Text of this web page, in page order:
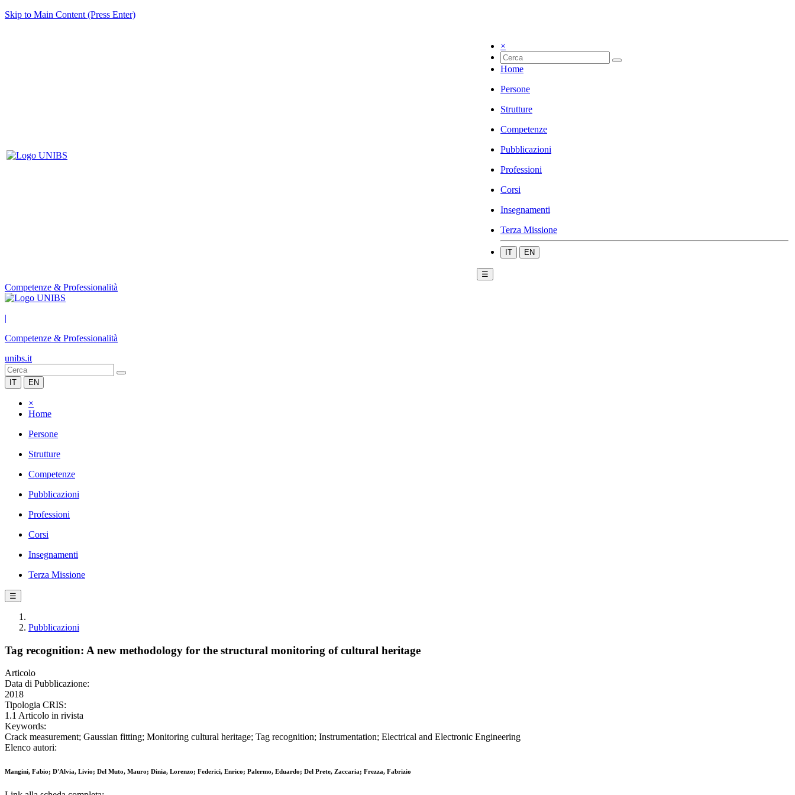
Skip to Main Content (Press Enter)
×
Home
Persone
Strutture
Competenze
Pubblicazioni
Professioni
Corsi
Insegnamenti
Terza Missione
IT EN
☰
Competenze & Professionalità
|
Competenze & Professionalità
unibs.it
IT EN
×
Home
Persone
Strutture
Competenze
Pubblicazioni
Professioni
Corsi
Insegnamenti
Terza Missione
☰
Pubblicazioni
Tag recognition: A new methodology for the structural monitoring of cultural heritage
Articolo
Data di Pubblicazione:
2018
Tipologia CRIS:
1.1 Articolo in rivista
Keywords:
Crack measurement; Gaussian fitting; Monitoring cultural heritage; Tag recognition; Instrumentation; Electrical and Electronic Engineering
Elenco autori:
Mangini, Fabio; D'Alvia, Livio; Del Muto, Mauro; Dinia, Lorenzo; Federici, Enrico; Palermo, Eduardo; Del Prete, Zaccaria; Frezza, Fabrizio